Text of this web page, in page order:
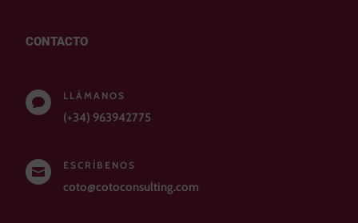
CONTACTO

LLÁMANOS
(+34) 963942775

ESCRÍBENOS
coto@cotoconsulting.com